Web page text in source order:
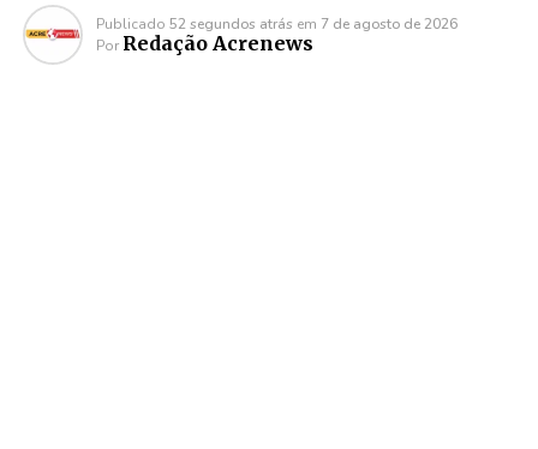
Publicado 52 segundos atrás em 7 de agosto de 2026
Por Redação Acrenews